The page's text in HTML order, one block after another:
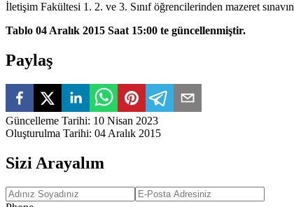
İletişim Fakültesi 1. 2. ve 3. Sınıf öğrencilerinden mazeret
Tablo 04 Aralık 2015 Saat 15:00 te güncellenmiştir.
Paylaş
Güncelleme Tarihi: 10 Nisan 2023
Oluşturulma Tarihi: 04 Aralık 2015
Sizi Arayalım